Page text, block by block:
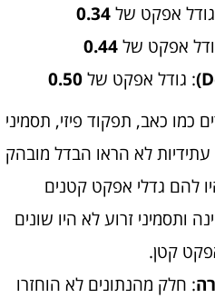
אפקט של0.34
אפקט של0.44
: גודל אפקט של0.50
כאב, תפקוד פיזי, תסמיני
לא הראו הבדל מובהק
להםגדלי אפקט קטנים
שינה ותסמיני זרוע לא היו שונים
קטן.
: חלק מהנתונים לא הוחזרו